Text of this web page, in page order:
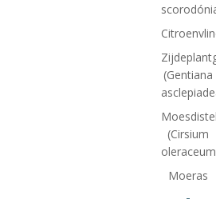
scorodónia)
(Gentiana
Moesdistel
(Cirsium
oleraceum)
Moeras